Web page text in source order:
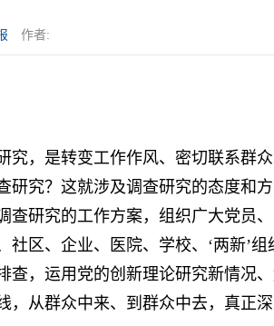
作者:
，是转变工作作风、密切联系群众
研究？这就涉及调查研究的态度和
查研究的工作方案，组织广大党员
社区、企业、医院、学校、‘两新’
查，运用党的创新理论研究新情况
，从群众中来、到群众中去，真正